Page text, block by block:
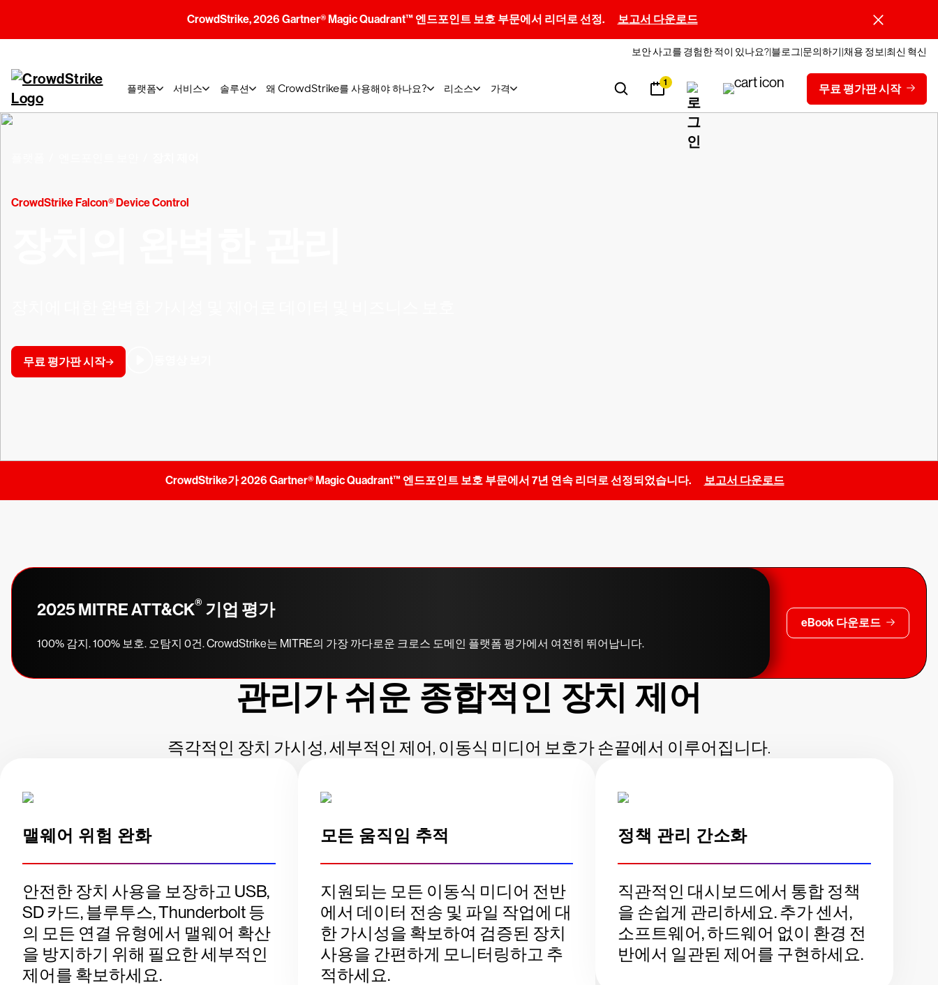
CrowdStrike, 2026 Gartner® Magic Quadrant™ 엔드포인트 보호 부문에서 리더로 선정. 보고서 다운로드
보안 사고를 경험한 적이 있나요? 블로그 문의하기 채용 정보 최신 혁신
플랫폼 서비스 솔루션 왜 CrowdStrike를 사용해야 하나요? 리소스 가격 1 무료 평가판 시작
CrowdStrike Falcon® Device Control
무료 평가판 시작
CrowdStrike가 2026 Gartner® Magic Quadrant™ 엔드포인트 보호 부문에서 7년 연속 리더로 선정되었습니다. 보고서 다운로드
2025 MITRE ATT&CK® 기업 평가
100% 감지. 100% 보호. 오탐지 0건. CrowdStrike는 MITRE의 가장 까다로운 크로스 도메인 플랫폼 평가에서 여전히 뛰어납니다.
eBook 다운로드
관리가 쉬운 종합적인 장치 제어
즉각적인 장치 가시성, 세부적인 제어, 이동식 미디어 보호가 손끝에서 이루어집니다.
맬웨어 위험 완화
안전한 장치 사용을 보장하고 USB,
SD 카드, 블루투스, Thunderbolt 등
의 모든 연결 유형에서 맬웨어 확산
을 방지하기 위해 필요한 세부적인
제어를 확보하세요.
모든 움직임 추적
지원되는 모든 이동식 미디어 전반
에서 데이터 전송 및 파일 작업에 대
한 가시성을 확보하여 검증된 장치
사용을 간편하게 모니터링하고 추
적하세요.
정책 관리 간소화
직관적인 대시보드에서 통합 정책
을 손쉽게 관리하세요. 추가 센서,
소프트웨어, 하드웨어 없이 환경 전
반에서 일관된 제어를 구현하세요.